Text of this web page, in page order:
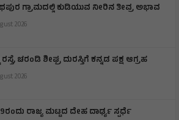
ಗ್ರಾಮದಲ್ಲಿ ಕುಡಿಯುವ ನೀರಿನ ತೀವ್ರ ಅಭಾವ
2026
ಚರಂಡಿ ಶೀಘ್ರ ದುರಸ್ತಿಗೆ ಕನ್ನಡ ಪಕ್ಷ ಆಗ್ರಹ
2026
ರಾಜ್ಯ ಮಟ್ಟದ ದೇಹ ದಾರ್ಢ್ಯ ಸ್ಪರ್ಧೆ